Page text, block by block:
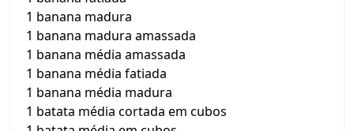
1 banana madura
1 banana madura amassada
1 banana média amassada
1 banana média fatiada
1 banana média madura
1 batata média cortada em cubos